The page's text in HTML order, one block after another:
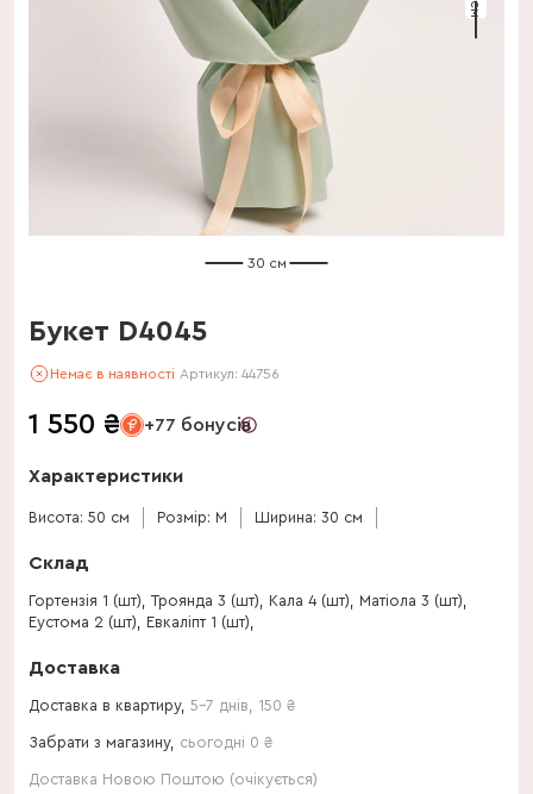
30 см
Букет D4045
Немає в наявності Артикул: 44756
1 550 ₴ +77 бонусів
Характеристики
Висота: 50 см Розмір: M Ширина: 30 см
Склад
Гортензія 1 (шт), Троянда 3 (шт), Кала 4 (шт), Матіола 3 (шт),
Еустома 2 (шт), Евкаліпт 1 (шт),
Доставка
Доставка в квартиру, 5-7 днів 150 ₴
Забрати з магазину, сьогодні 0 ₴
Доставка Новою Поштою (очікується)